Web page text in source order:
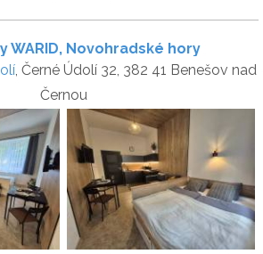
WARID, Novohradské hory
, Černé Údolí 32, 382 41 Benešov nad
Černou